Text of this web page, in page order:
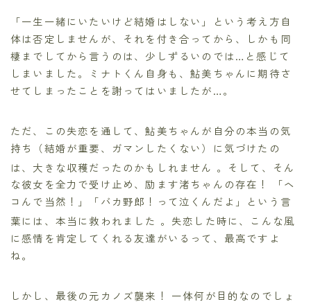
「一生一緒にいたいけど結婚はしない」という考え方自
体は否定しませんが、それを付き合ってから、しかも同
棲までしてから言うのは、少しずるいのでは…と感じて
しまいました。ミナトくん自身も、鮎美ちゃんに期待さ
せてしまったことを謝ってはいましたが…。
ただ、この失恋を通して、鮎美ちゃんが自分の本当の気
持ち（結婚が重要、ガマンしたくない）に気づけたの
は、大きな収穫だったのかもしれません 。そして、そん
な彼女を全力で受け止め、励ます渚ちゃんの存在！ 「ヘ
コんで当然！」「バカ野郎！って泣くんだよ」という言
葉には、本当に救われました 。失恋した時に、こんな風
に感情を肯定してくれる友達がいるって、最高ですよ
ね。
しかし、最後の元カノズ襲来！ 一体何が目的なのでしょ